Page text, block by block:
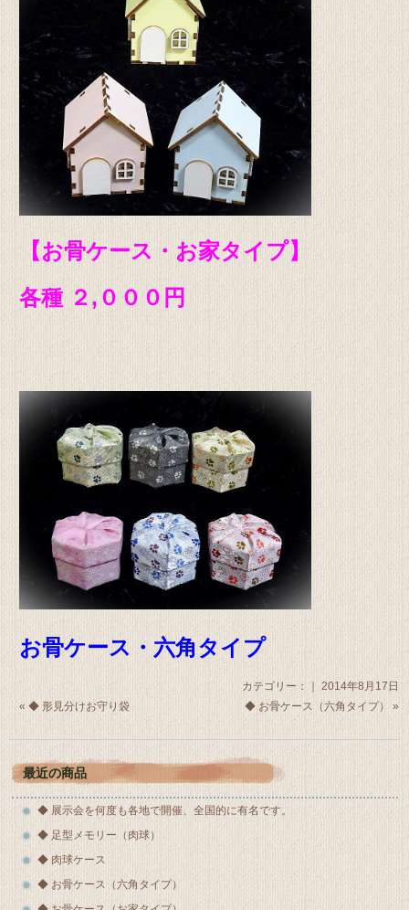
【お骨ケース・お家タイプ】
各種 ２,０００円
お骨ケース・六角タイプ
カテゴリー：｜ 2014年8月17日
«◆ 形見分けお守り袋 ◆ お骨ケース（六角タイプ） »
最近の商品
◆ 展示会を何度も各地で開催、全国的に有名です。
◆ 足型メモリー（肉球）
◆ 肉球ケース
◆ お骨ケース（六角タイプ）